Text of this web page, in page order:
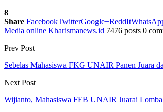
8
Share FacebookTwitterGoogle+ReddIt
Media online Kharismanews.id 7476 posts 0
Prev Post
Sebelas Mahasiswa FKG UNAIR Panen Juara
Next Post
Wijianto, Mahasiswa FEB UNAIR Juarai